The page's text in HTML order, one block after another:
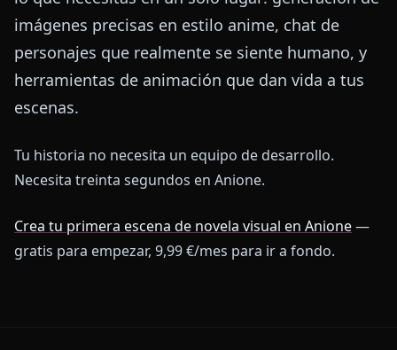
imágenes precisas en estilo anime, chat de
personajes que realmente se siente humano, y
herramientas de animación que dan vida a tus
escenas.
Tu historia no necesita un equipo de desarrollo.
Necesita treinta segundos en Anione.
Crea tu primera escena de novela visual en Anione—
gratis para empezar, 9,99 €/mes para ir a fondo.